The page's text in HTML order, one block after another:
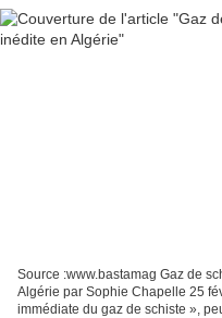
Source :www.bastamag Gaz de
Algérie par Sophie Chapelle 25
immédiate du gaz de schiste »,